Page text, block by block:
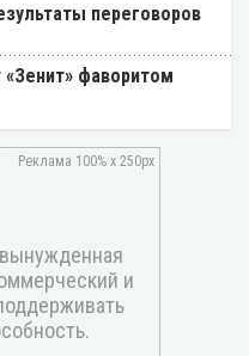
переговоров
«Зенит» фаворитом